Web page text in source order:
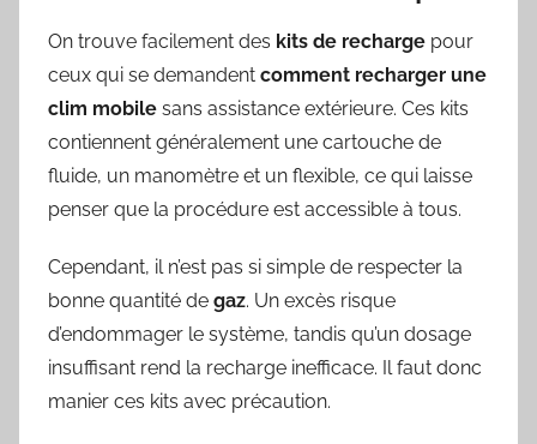
On trouve facilement des kits de recharge pour
ceux qui se demandent comment recharger une
clim mobile sans assistance extérieure. Ces kits
contiennent généralement une cartouche de
fluide, un manomètre et un flexible, ce qui laisse
penser que la procédure est accessible à tous.
Cependant, il n’est pas si simple de respecter la
bonne quantité de gaz. Un excès risque
d’endommager le système, tandis qu’un dosage
insuffisant rend la recharge inefficace. Il faut donc
manier ces kits avec précaution.